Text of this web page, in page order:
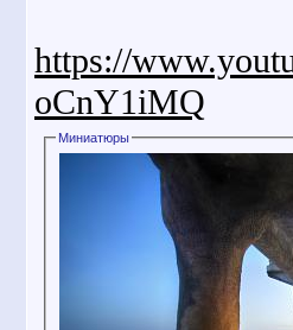
https://
oCnY1iMQ
Миниатюры